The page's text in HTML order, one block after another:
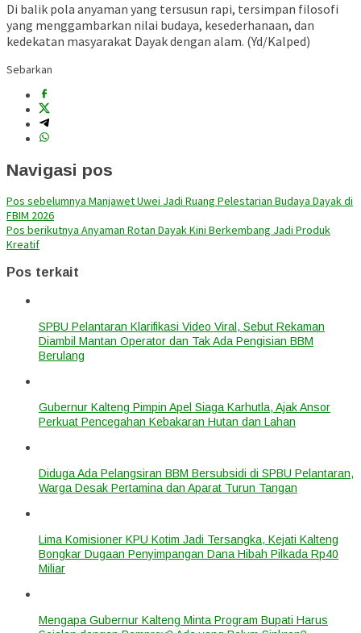
Di balik pola anyaman yang tersusun rapi, tersimpan filosofi
yang menggambarkan nilai budaya, kesederhanaan, dan
kedekatan masyarakat Dayak dengan alam. (Yd/Kalped)
Sebarkan
Navigasi pos
Pos sebelumnya Manjawet Uwei Jadi Ruang Pelestarian Budaya Dayak di
FBIM 2026
Pos berikutnya Anyaman Rotan Dayak Kini Berkembang Jadi Produk
Kreatif
Pos terkait
SPBU Pelantaran Klarifikasi Video Viral, Sebut Rekaman
Diambil Mantan Operator dan Tak Ada Pengisian BBM
Berulang
Gubernur Kalteng Pimpin Apel Siaga Karhutla, Ajak Ansor
Perkuat Pencegahan Kebakaran Hutan dan Lahan
Diduga Ada Pelangsiran BBM Bersubsidi di SPBU Pelantaran,
Warga Desak Pertamina dan Aparat Turun Tangan
Lima Komisioner KPU Kotim Jadi Tersangka, Kejati Kalteng
Bongkar Dugaan Penyimpangan Dana Hibah Pilkada Rp40
Miliar
Mengapa Gubernur Kalteng Minta Program Bupati Harus